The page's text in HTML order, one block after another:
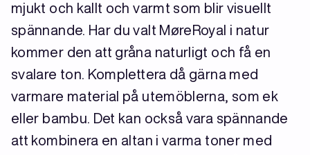
mjukt och kallt och varmt som blir visuellt
spännande. Har du valt MøreRoyal i natur
kommer den att gråna naturligt och få en
svalare ton. Komplettera då gärna med
varmare material på utemöblerna, som ek
eller bambu. Det kan också vara spännande
att kombinera en altan i varma toner med